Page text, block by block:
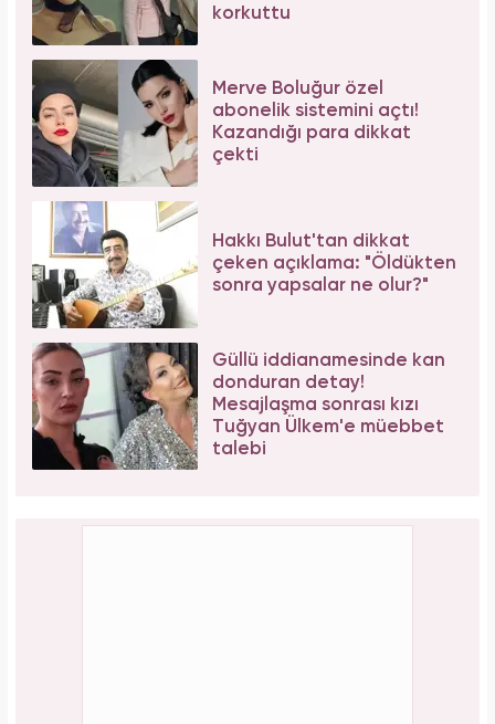
korkuttu
Merve Boluğur özel
abonelik sistemini açtı!
Kazandığı para dikkat
çekti
Hakkı Bulut'tan dikkat
çeken açıklama: "Öldükten
sonra yapsalar ne olur?"
Güllü iddianamesinde kan
donduran detay!
Mesajlaşma sonrası kızı
Tuğyan Ülkem'e müebbet
talebi